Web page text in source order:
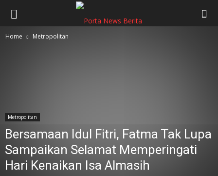
Home Metropolitan
Metropolitan
Bersamaan Idul Fitri, Fatma Tak Lupa
Sampaikan Selamat Memperingati
Hari Kenaikan Isa Almasih